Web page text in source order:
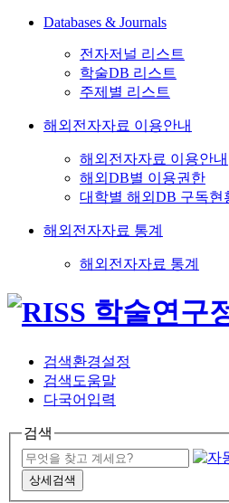
Databases & Journals
전자저널 리스트
학술DB 리스트
주제별 리스트
해외전자자료 이용안내
해외전자자료 이용안내
해외DB별 이용권한
대학별 해외DB 구독현
해외전자자료 통계
해외전자자료 통계
검색환경설정
검색도움말
다국어입력
검색
상세검색